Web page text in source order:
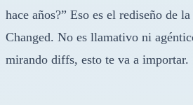
hace años?” Eso es el rediseño de
Changed. No es llamativo ni
mirando diffs, esto te va a importar.